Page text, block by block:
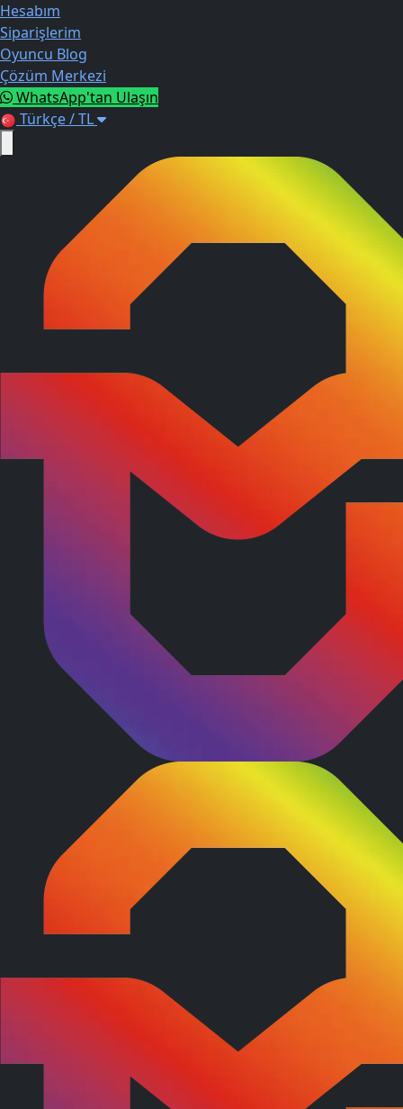
Hesabım
Siparişlerim
Oyuncu Blog
Çözüm Merkezi
WhatsApp'tan Ulaşın
Türkçe / TL